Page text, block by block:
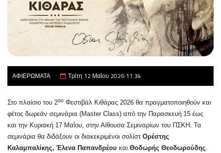
ΑΦΙΕΡΩΜΑΤΑ Τρίτη 12 Μαΐου 2026 11:34
Στο πλαίσιο του 2ου Φεστιβάλ Κιθάρας 2026 θα πραγματοποιηθούν και
φέτος δωρεάν σεμινάρια (Master Class) από την Παρασκευή 15 έως
και την Κυριακή 17 Μαΐου, στην Αίθουσα Σεμιναρίων του ΠΣΚΗ. Τα
σεμινάρια θα διδάξουν οι διακεκριμένοι σολίστ Ορέστης
Καλαμπαλίκης, Έλενα Παπανδρέου και Θοδωρής Θεοδωρούδης.